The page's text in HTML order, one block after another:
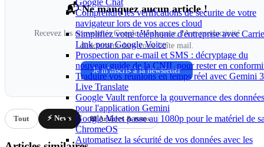
Google Chat
Comprendre les verifications de securite de votre
navigateur lors de vos acces cloud
Simplifiez votre téléphonie d'entreprise avec
Link pour Google Voice
Prospection par e-mail et SMS : décryptage du
nouveau guide de la CNIL pour rester en
Traduire vos réunions en temps réel avec Gemini
Live Translate
Google Vault renforce la gouvernance des données
pour l'application Gemini
Google Meet passe au 1080p pour le matériel de
ChromeOS
Automatisez la sécurité de vos données avec les
📬 Ne manquez aucun article !
Recevez les nouveautés Google Workspace, IA et productivité
directement dans votre boîte mail.
Je m'inscris à la newsletter
Tout ⚡ News 📖 Articles & tutos